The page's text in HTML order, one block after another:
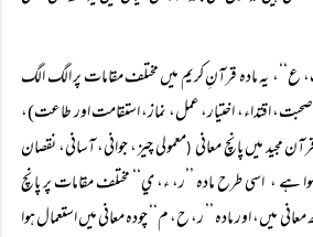
یہ مادہ قرآنِ کریم میں مختلف مقامات پر الگ الگ
اقتداء، اختیار، عمل، نماز، استقامت اور طاعت)،
میں پانچ معانی(معمولی چیز ، جوانی، آسانی، نقصان
، اسی طرح ماده ’’ر، ء، ي‘‘ مختلف مقامات پر پانچ
میں، اور مادہ ’’ ر، ح، م‘‘ چودہ معانی میں استعمال ہوا